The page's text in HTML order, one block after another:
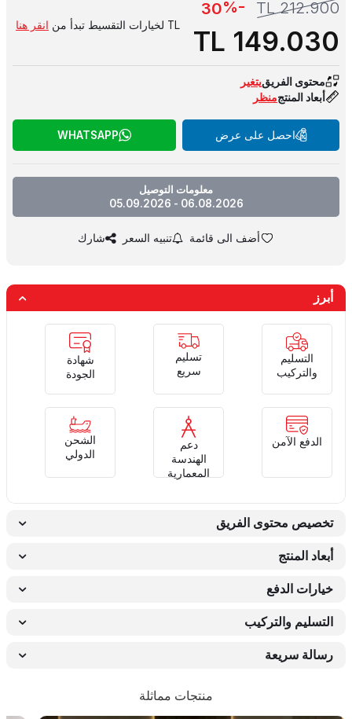
212.900
TL
-%
30
149.030 TL لخيارات التقسيط تبدأ من انقر هنا
محتوى الفريقيتغير
أبعاد المنتجمنظر
احصل على عرض WHATSAPP
معلومات التوصيل
06.08.2026 - 05.09.2026
أضف الى قائمة تنبيه السعر شارك
أبرز
التسليم
والتركيب
تسليم
سريع
شهادة
الجودة
الدفع الآمن
دعم
الهندسة
المعمارية
الشحن
الدولي
تخصيص محتوى الفريق
أبعاد المنتج
خيارات الدفع
التسليم والتركيب
رسالة سريعة
منتجات مماثلة